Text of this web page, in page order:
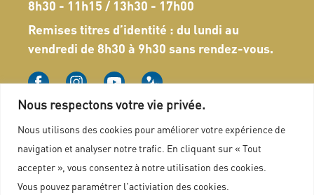
Nous respectons votre vie privée.
Nous utilisons des cookies pour améliorer votre expérience de
navigation et analyser notre trafic. En cliquant sur « Tout
accepter », vous consentez à notre utilisation des cookies.
Vous pouvez paramétrer l'activiation des cookies.
8h30 - 11h15 / 13h30 - 17h00
Remises titres d’identité : du lundi au
vendredi de 8h30 à 9h30 sans rendez-vous.
Nous contacter